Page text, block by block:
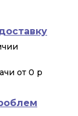
от 0 р